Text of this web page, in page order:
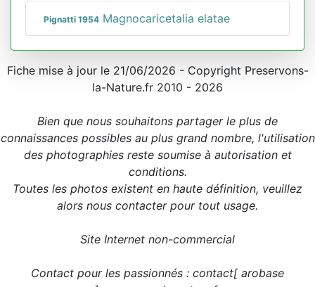
Pignatti 1954 Magnocaricetalia elatae
Fiche mise à jour le 21/06/2026 - Copyright Preservons-
la-Nature.fr 2010 - 2026
Bien que nous souhaitons partager le plus de
connaissances possibles au plus grand nombre, l'utilisation
des photographies reste soumise à autorisation et
conditions.
Toutes les photos existent en haute définition, veuillez
alors nous contacter pour tout usage.
Site Internet non-commercial
Contact pour les passionnés : contact[ arobase